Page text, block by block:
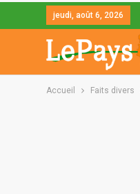
jeudi, août 6, 2026
Accueil Faits divers